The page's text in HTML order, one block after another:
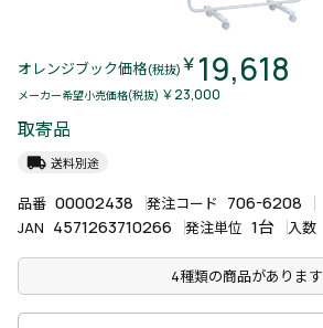
オレンジブック価格(税抜) ￥ 19,618
メーカー希望小売価格(税抜) ￥23,000
取寄品
local_shipping 送料別途
品番 00002438 発注コード 706-6208
JAN 4571263710266 発注単位 1台 入数
4種類の商品があります